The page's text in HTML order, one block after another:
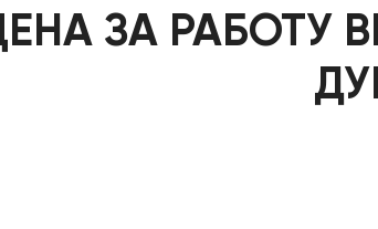
ЗА РАБОТУ